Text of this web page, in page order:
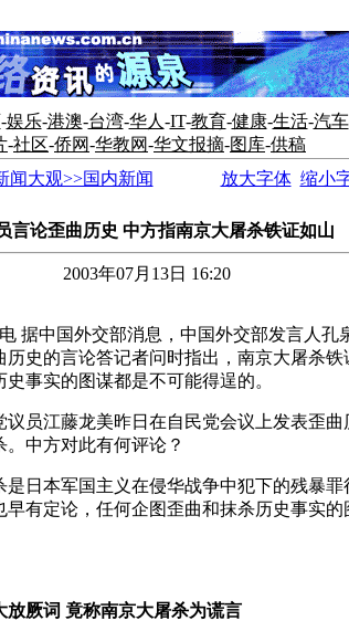
-娱乐-港澳-台湾-华人 -IT-教育-健康-生活-汽车
-社区-侨网-华教网-华文报摘-图库-供稿
闻大观>>国内新闻 放大字体 缩小
言论歪曲历史 中方指南京大屠杀铁证如山
2003年07月13日 16:20
中国外交部消息，中国外交部发言人孔
历史的言论答记者问时指出，南京大屠杀铁
事实的图谋都是不可能得逞的。
江藤龙美昨日在自民党会议上发表歪曲
中方对此有何评论？
本军国主义在侵华战争中犯下的残暴罪
早有定论，任何企图歪曲和抹杀历史事实的
放厥词 竟称南京大屠杀为谎言